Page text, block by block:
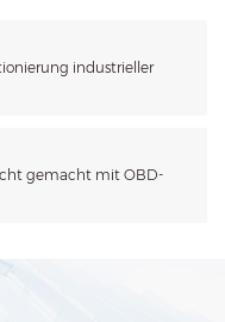
industrieller
gemacht mit OBD-